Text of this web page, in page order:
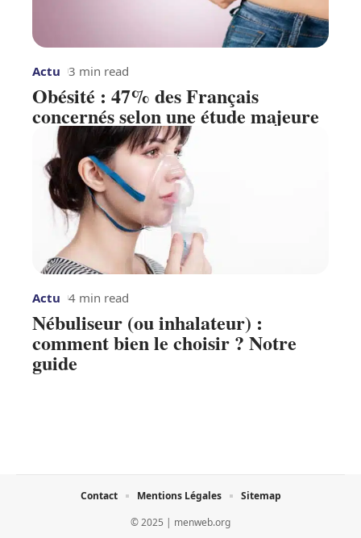
Actu 3 min read
Obésité : 47% des Français
concernés selon une étude majeure
Actu 4 min read
Nébuliseur (ou inhalateur) :
comment bien le choisir ? Notre
guide
© 2025 | menweb.org
Contact Mentions Légales Sitemap